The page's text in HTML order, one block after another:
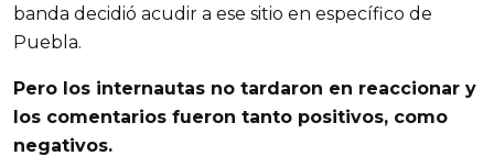
banda decidió acudir a ese sitio en específico de
Puebla.
Pero los internautas no tardaron en reaccionar y
los comentarios fueron tanto positivos, como
negativos.